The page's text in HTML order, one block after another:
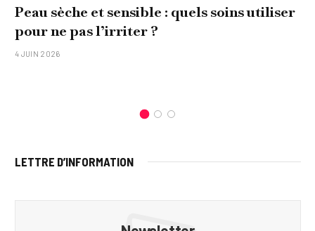
Peau sèche et sensible : quels soins utiliser
pour ne pas l’irriter ?
4 JUIN 2026
LETTRE D’INFORMATION